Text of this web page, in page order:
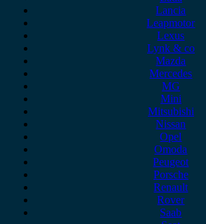
Lancia
Leapmotor
Lexus
Lynk & co
Mazda
Mercedes
MG
Mini
Mitsubishi
Nissan
Opel
Omoda
Peugeot
Porsche
Renault
Rover
Saab